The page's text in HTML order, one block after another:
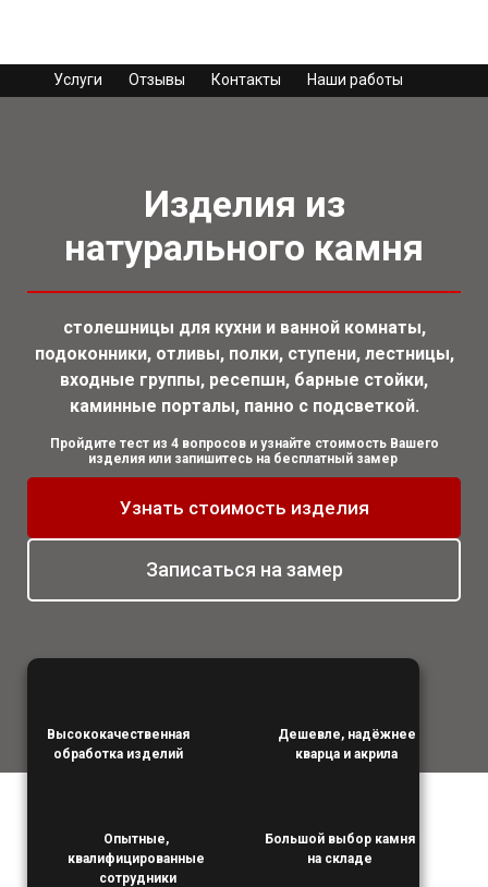
Услуги Отзывы Контакты Наши работы
Изделия из
натурального камня
столешницы для кухни и ванной комнаты,
подоконники, отливы, полки, ступени, лестницы,
входные группы, ресепшн, барные стойки,
каминные порталы, панно с подсветкой.
Пройдите тест из 4 вопросов и узнайте стоимость Вашего
изделия или запишитесь на бесплатный замер
Узнать стоимость изделия
Записаться на замер
Большой выбор камня
на складе
Дешевле, надёжнее
кварца и акрила
Опытные,
квалифицированные
сотрудники
Высококачественная
обработка изделий